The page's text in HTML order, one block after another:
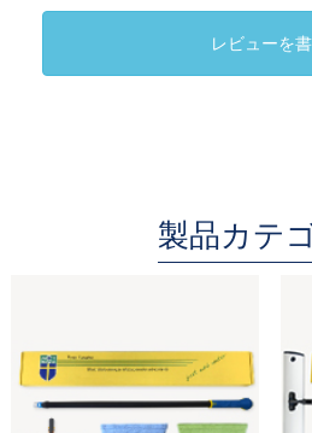
レビューを書
製品カテ